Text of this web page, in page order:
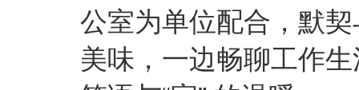
公室为单位配合，默
美味，一边畅聊工作